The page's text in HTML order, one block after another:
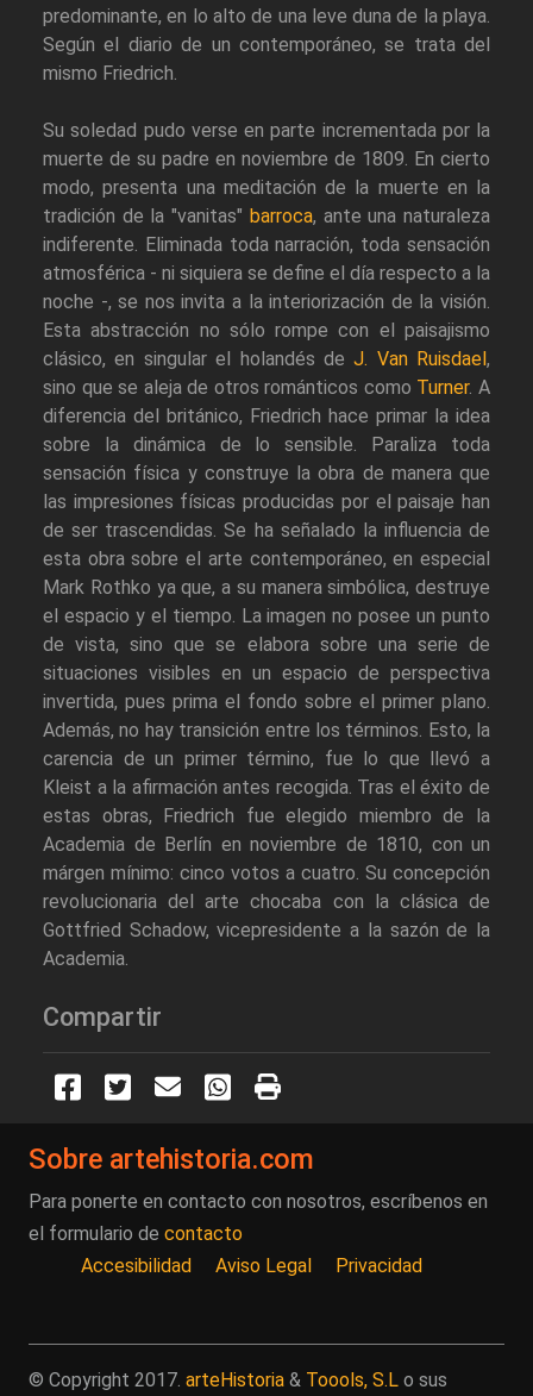
predominante, en lo alto de una leve duna de la playa.
Según el diario de un contemporáneo, se trata del
mismo Friedrich.
Su soledad pudo verse en parte incrementada por la
muerte de su padre en noviembre de 1809. En cierto
modo, presenta una meditación de la muerte en la
tradición de la "vanitas" barroca, ante una naturaleza
indiferente. Eliminada toda narración, toda sensación
atmosférica - ni siquiera se define el día respecto a la
noche -, se nos invita a la interiorización de la visión.
Esta abstracción no sólo rompe con el paisajismo
clásico, en singular el holandés deJ. Van Ruisdael,
sino que se aleja de otros románticos como Turner. A
diferencia del británico, Friedrich hace primar la idea
sobre la dinámica de lo sensible. Paraliza toda
sensación física y construye la obra de manera que
las impresiones físicas producidas por el paisaje han
de ser trascendidas. Se ha señalado la influencia de
esta obra sobre el arte contemporáneo, en especial
Mark Rothko ya que, a su manera simbólica, destruye
el espacio y el tiempo. La imagen no posee un punto
de vista, sino que se elabora sobre una serie de
situaciones visibles en un espacio de perspectiva
invertida, pues prima el fondo sobre el primer plano.
Además, no hay transición entre los términos. Esto, la
carencia de un primer término, fue lo que llevó a
Kleist a la afirmación antes recogida. Tras el éxito de
estas obras, Friedrich fue elegido miembro de la
Academia de Berlín en noviembre de 1810, con un
márgen mínimo: cinco votos a cuatro. Su concepción
revolucionaria del arte chocaba con la clásica de
Gottfried Schadow, vicepresidente a la sazón de la
Academia.
Compartir
Sobre artehistoria.com
Para ponerte en contacto con nosotros, escríbenos en
el formulario de contacto
Accesibilidad
Aviso Legal Privacidad
© Copyright 2017. arteHistoria & Toools, S.L o sus